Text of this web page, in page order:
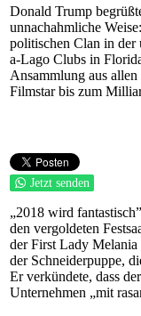
Donald Trump
unnachahmliche
politischen Clan in der
a-Lago Clubs in
Ansammlung aus
Filmstar bis zum
Jetzt senden
„2018 wird
den vergoldeten
der First Lady
der Schneiderpuppe,
Er verkündete, dass
Unternehmen „mit